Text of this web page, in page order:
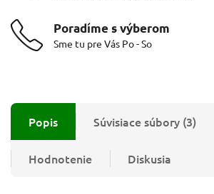
Poradíme s výberom
Sme tu pre Vás Po - So
Popis Súvisiace súbory (3)
Hodnotenie Diskusia